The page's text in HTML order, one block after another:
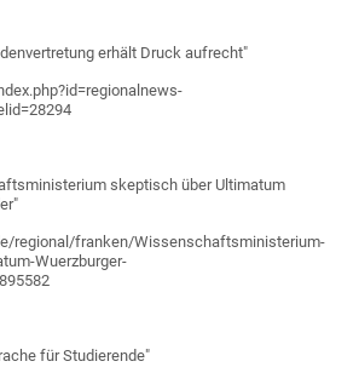
erhält Druck aufrecht"
skeptisch über Ultimatum
regional/franken/Wissenschaftsministerium-
Wuerzburger-
für Studierende"